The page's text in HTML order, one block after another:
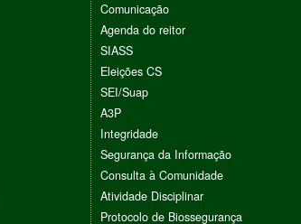
Comunicação
Agenda do reitor
SIASS
Eleições CS
SEI/Suap
A3P
Integridade
Segurança da Informação
Consulta à Comunidade
Atividade Disciplinar
Protocolo de Biossegurança